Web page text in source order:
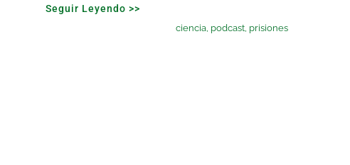
Seguir Leyendo >>
ciencia podcast prisiones